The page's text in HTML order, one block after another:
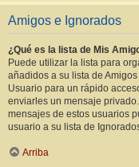
Amigos e Ignorados
¿Qué es la lista de Mis
Puede utilizar la lista para
añadidos a su lista de
Usuario para un rápido
enviarles un mensaje
mensajes de estos usuarios
usuario a su lista de
Arriba